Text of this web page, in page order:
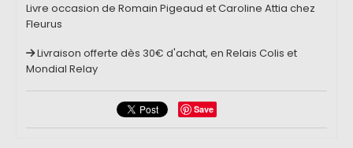
Livre occasion de Romain Pigeaud et Caroline Attia chez
Fleurus
Livraison offerte dès 30€ d'achat, en Relais Colis et
Mondial Relay
Save